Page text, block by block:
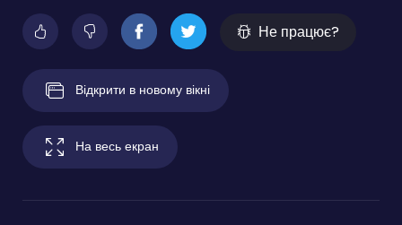
Не працює?
Відкрити в новому вікні
На весь екран